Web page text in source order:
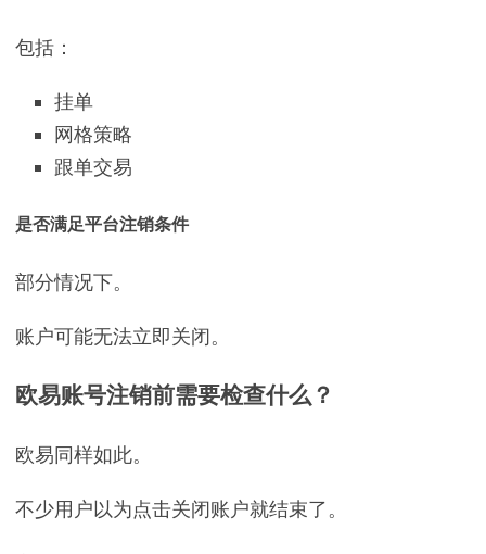
包括：
挂单
网格策略
跟单交易
是否满足平台注销条件
部分情况下。
账户可能无法立即关闭。
欧易账号注销前需要检查什么？
欧易同样如此。
不少用户以为点击关闭账户就结束了。